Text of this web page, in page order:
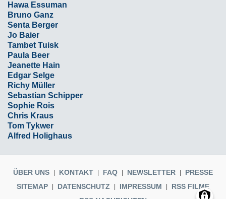
Hawa Essuman
Bruno Ganz
Senta Berger
Jo Baier
Tambet Tuisk
Paula Beer
Jeanette Hain
Edgar Selge
Richy Müller
Sebastian Schipper
Sophie Rois
Chris Kraus
Tom Tykwer
Alfred Holighaus
ÜBER UNS KONTAKT FAQ NEWSLETTER
PRESSE
SITEMAP
DATENSCHUTZ IMPRESSUM
RSS FILME